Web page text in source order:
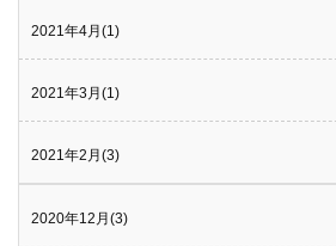
2021年4月(1)
2021年3月(1)
2021年2月(3)
2020年12月(3)